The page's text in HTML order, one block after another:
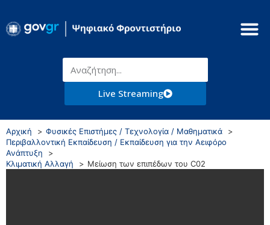
Live Streaming
Αρχική
Φυσικές Επιστήμες / Τεχνολογία / Μαθηματικά
Περιβαλλοντική Εκπαίδευση / Εκπαίδευση για την Αειφόρο
Ανάπτυξη
Κλιματική Αλλαγή
Μείωση των επιπέδων του C02